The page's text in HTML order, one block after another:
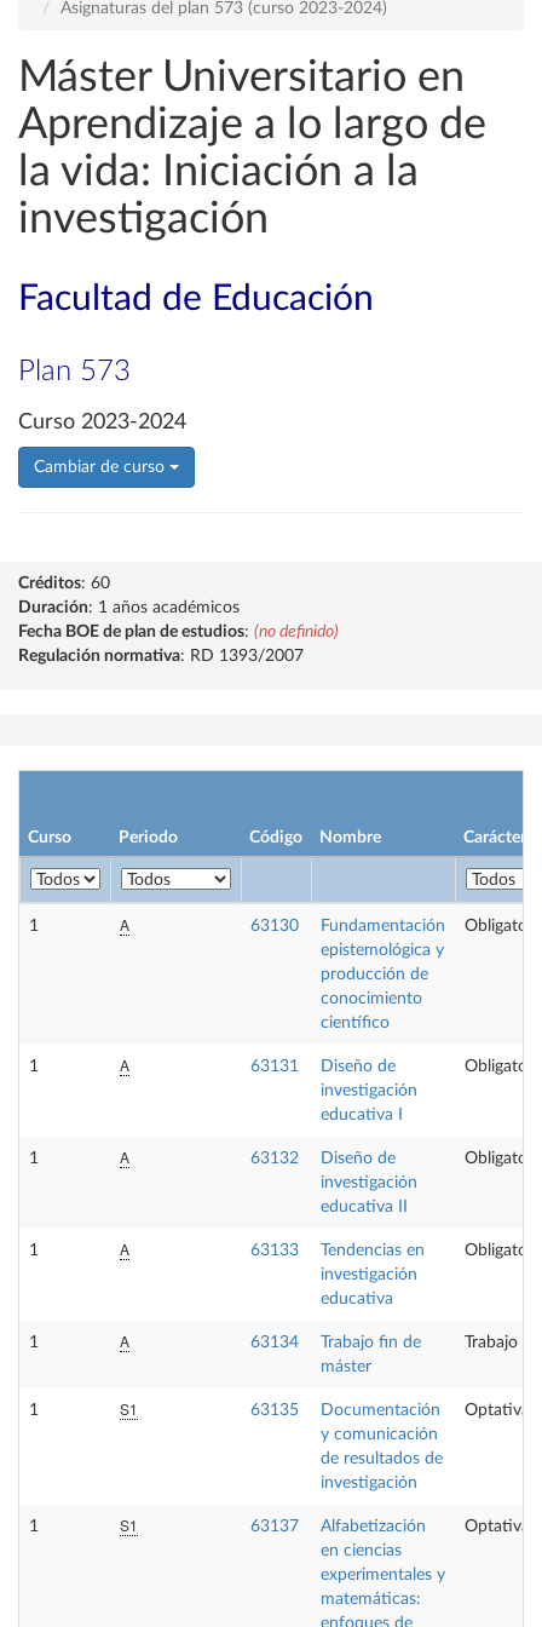
Asignaturas del plan 573 (curso 2023-2024)
Máster Universitario en
Aprendizaje a lo largo de
la vida: Iniciación a la
investigación
Facultad de Educación
Plan 573
Curso 2023-2024
Cambiar de curso
Créditos: 60
Duración: 1 años académicos
Fecha BOE de plan de estudios: (no definido)
Regulación normativa: RD 1393/2007
Curso Periodo Código Nombre Carácter
1 A 63130
Fundamentación
epistemológica y
producción de
conocimiento
científico
1 A 63131
Diseño de
investigación
educativa I
1 A 63132
Diseño de
investigación
educativa II
1 A 63133
Tendencias en
investigación
educativa
1 A 63134
Trabajo fin de
máster
Trabajo
1 S1 63135
Documentación
y comunicación
de resultados de
investigación
Optativa
1 S1 63137
Alfabetización
en ciencias
experimentales y
matemáticas:
enfoques de
Optativa